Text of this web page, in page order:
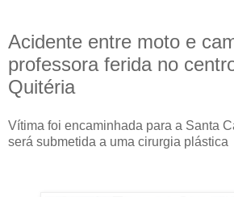
Acidente entre moto e
professora ferida no
Quitéria
Vítima foi encaminhada para a Santa
será submetida a uma cirurgia plástica